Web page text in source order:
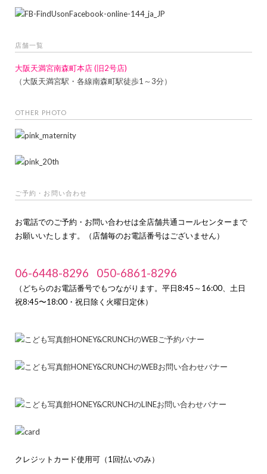
店舗一覧
大阪天満宮南森町本店 (旧2号店)
（大阪天満宮駅・各線南森町駅徒歩1～3分）
OTHER PHOTO
ご予約・お問い合わせ
お電話でのご予約・お問い合わせは全店舗共通コールセンターまで
お願いいたします。（店舗毎のお電話番号はございません）
06-6448-8296 050-6861-8296
（どちらのお電話番号でもつながります。平日8:45～16:00、土日
祝8:45〜18:00・祝日除く火曜日定休）
クレジットカード使用可（1回払いのみ）